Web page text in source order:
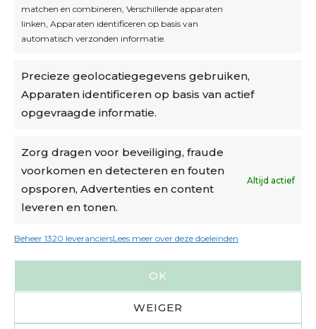
matchen en combineren, Verschillende apparaten
linken, Apparaten identificeren op basis van
automatisch verzonden informatie.
Precieze geolocatiegegevens gebruiken,
Apparaten identificeren op basis van actief
opgevraagde informatie.
Zorg dragen voor beveiliging, fraude
voorkomen en detecteren en fouten
opsporen, Advertenties en content
leveren en tonen.
Altijd actief
Beheer 1320 leveranciersLees meer over deze doeleinden
OK
WEIGER
Algemene voorwaarden
Cookiebeleid
Accountinstellingen
Verzending
€6,50-€7,50 via Bpost